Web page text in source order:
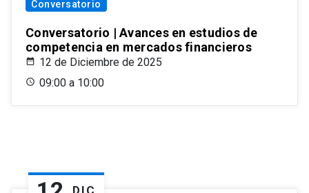
Conversatorio
Conversatorio | Avances en estudios de
competencia en mercados financieros
12 de Diciembre de 2025
09:00 a 10:00